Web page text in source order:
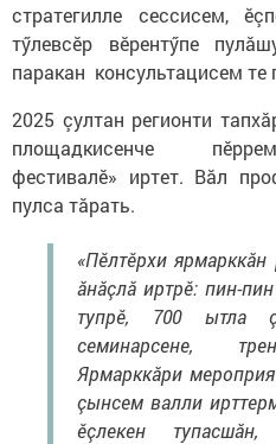
стратегилле сессисем,
тӳлевсӗр вӗрентӳпе
паракан консультацисем те
2025 çултан регионти
площадкисенче
фестивалӗ» иртет. Вăл
пулса тăрать.
«Пӗлтӗрхи ярмарккăн
ăнăçлă иртрӗ: пин-
тупрӗ, 700 ытла
семинарсене,
Ярмарккăри
çынсем валли
ӗçлекен